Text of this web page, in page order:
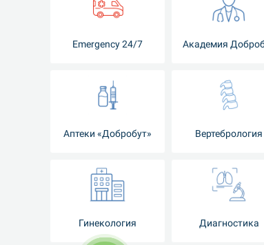
Emergency 24/7 Академия
Аптеки «Добробут» Вертебрология
Гинекология Диагностика